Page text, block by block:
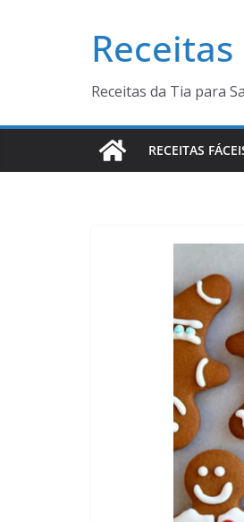
Receitas da Tia para
RECEITAS